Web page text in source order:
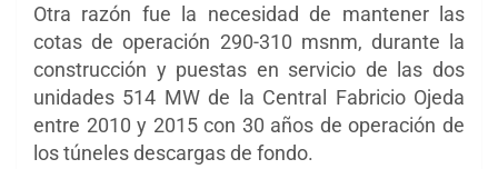
Otra razón fue la necesidad de mantener las
cotas de operación 290-310 msnm, durante la
construcción y puestas en servicio de las dos
unidades 514 MW de la Central Fabricio Ojeda
entre 2010 y 2015 con 30 años de operación de
los túneles descargas de fondo.